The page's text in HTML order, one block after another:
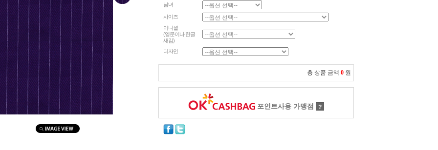
남녀
사이즈
이니셜
(영문이나 한글
새김)
디자인
총 상품 금액 0 원
포인트사용 가맹점 ?